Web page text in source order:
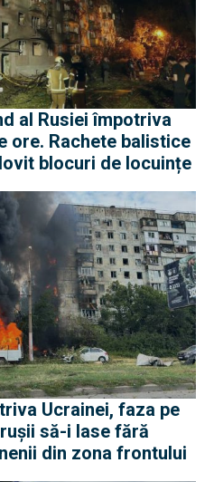
al Rusiei împotriva
ore. Rachete balistice
blocuri de locuințe
Ucrainei, faza pe
să-i lase fără
din zona frontului